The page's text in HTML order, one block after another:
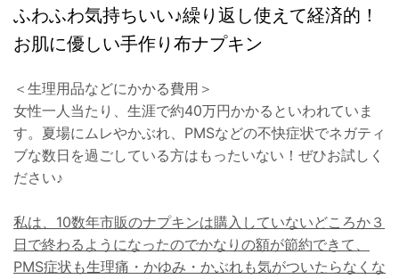
ふわふわ気持ちいい♪繰り返し使えて経済的！
お肌に優しい手作り布ナプキン
＜生理用品などにかかる費用＞
女性一人当たり、生涯で約40万円かかるといわれていま
す。夏場にムレやかぶれ、PMSなどの不快症状でネガティ
ブな数日を過ごしている方はもったいない！ぜひお試しく
ださい♪
私は、10数年市販のナプキンは購入していないどころか３
日で終わるようになったのでかなりの額が節約できて、
PMS症状も生理痛・かゆみ・かぶれも気がついたらなくな